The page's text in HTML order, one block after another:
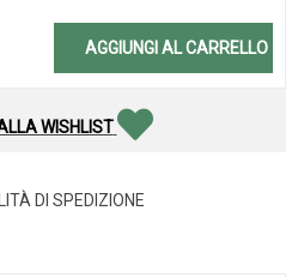
AGGIUNGI AL CARRELLO
WISHLIST
DI SPEDIZIONE